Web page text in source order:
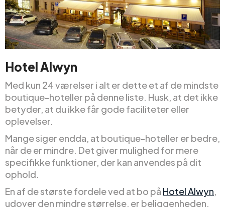
Hotel Alwyn
Med kun 24 værelser i alt er dette et af de mindste
boutique-hoteller på denne liste. Husk, at det ikke
betyder, at du ikke får gode faciliteter eller
oplevelser.
Mange siger endda, at boutique-hoteller er bedre,
når de er mindre. Det giver mulighed for mere
specifikke funktioner, der kan anvendes på dit
ophold.
En af de største fordele ved at bo på Hotel Alwyn,
udover den mindre størrelse, er beliggenheden.